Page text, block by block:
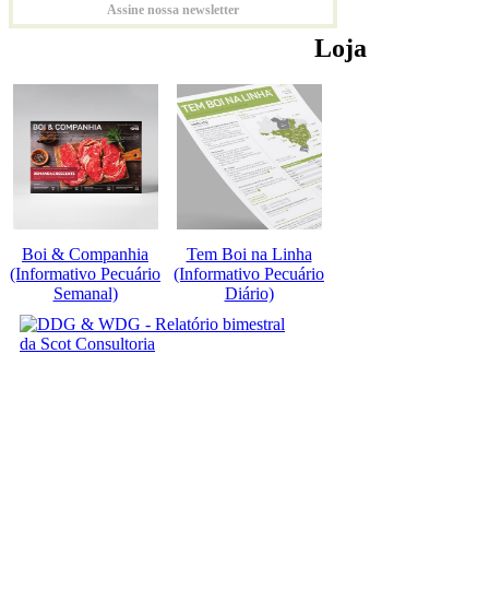
Assine nossa newsletter
Loja
Boi & Companhia
(Informativo Pecuário
Semanal)
Tem Boi na Linha
(Informativo Pecuário
Diário)